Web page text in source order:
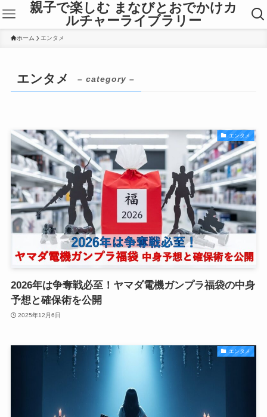
親子で楽しむ まなびとおでかけカ
ルチャーライブラリー
ホーム エンタメ
エンタメ – category –
エンタメ
2026年は争奪戦必至！ヤマダ電機ガンプラ福袋の中身
予想と確保術を公開
2025年12月6日
エンタメ